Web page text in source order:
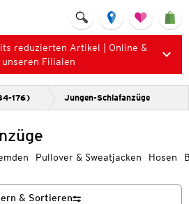
reduzierten Artikel | Online &
unseren Filialen
176) Jungen-Schlafanzüge
Pullover & Sweatjacken Hosen
& Sortieren